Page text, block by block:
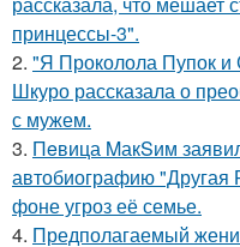
принцессы-3".
2. "Я Проколола Пупок и
Шкуро рассказала о
с мужем.
3. Пeвица MакSим
автобиографию "Другая
фоне угроз её семье.
4. Предполагаемый